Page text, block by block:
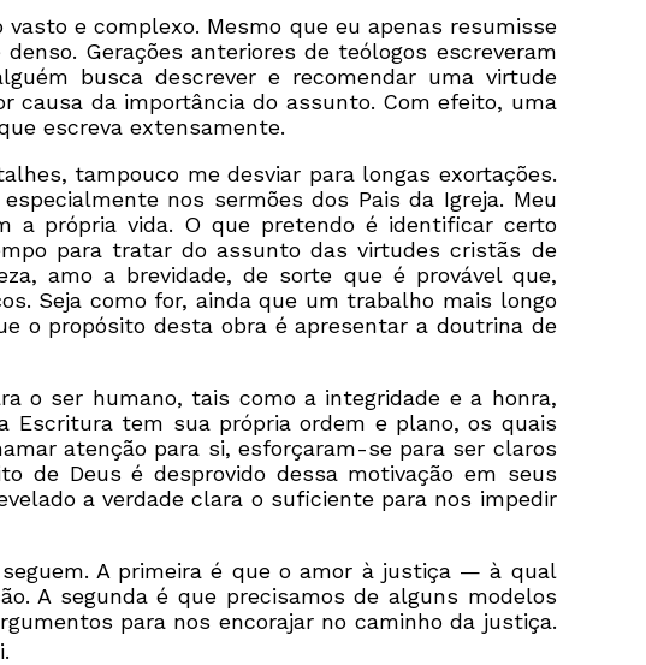
e complexo. Mesmo que eu apenas resumisse
Gerações anteriores de teólogos escreveram
busca descrever e recomendar uma virtude
causa da importância do assunto. Com efeito, uma
escreva extensamente.
tampouco me desviar para longas exortações.
nos sermões dos Pais da Igreja. Meu
a própria vida. O que pretendo é identificar certo
para tratar do assunto das virtudes cristãs de
amo a brevidade, de sorte que é provável que,
Seja como for, ainda que um trabalho mais longo
o propósito desta obra é apresentar a doutrina de
o ser humano, tais como a integridade e a honra,
Escritura tem sua própria ordem e plano, os quais
atenção para si, esforçaram-se para ser claros
de Deus é desprovido dessa motivação em seus
a verdade clara o suficiente para nos impedir
A primeira é que o amor à justiça — à qual
A segunda é que precisamos de alguns modelos
para nos encorajar no caminho da justiça.